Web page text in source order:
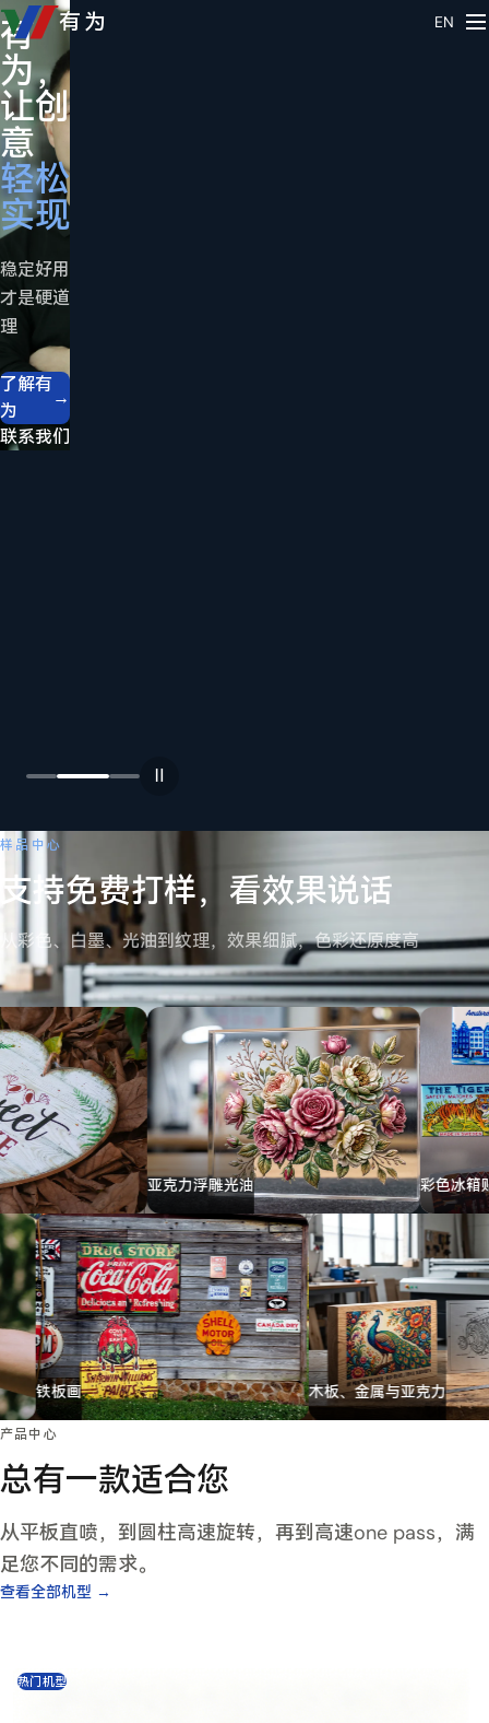
有为 EN
源头
制造
· 始
于
2015
总
有
一
款
适
合
你
提供
详细
咨询
11+
11+
备
行
业
经
验
CE
CE
备
规
≤12h
≤12h
询
盘
回
复
7
7
个
打
印
产
品
系
列
有
为，
让创
意
轻松
实现
稳定好用
才是硬道
理
了解有
为
→
联系我们
成
交
只
是
合
作
的
开
始
我
们
一
查，
跟
进。
案
例
→
联系
我们
Ⅱ
样品中心
支持免费打样，看效果说话
从彩色、白墨、光油到纹理，效果细腻，色彩还原度高
亚克力浮雕光油 彩色冰箱贴
铁板画 木板、金属与
产品中心
总有一款适合您
从平板直喷，到圆柱高速旋转，再到高速one pass，满
足您不同的需求。
查看全部机型 →
热门机型